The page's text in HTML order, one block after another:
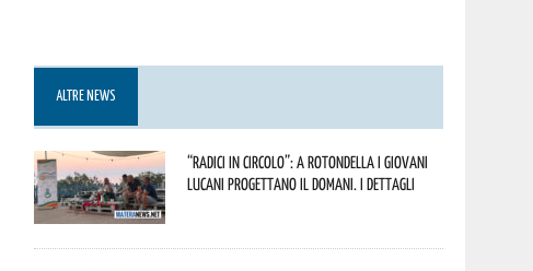
ALTRE NEWS
“Radici in Circolo”: a Rotondella i giovani
lucani progettano il domani. I dettagli